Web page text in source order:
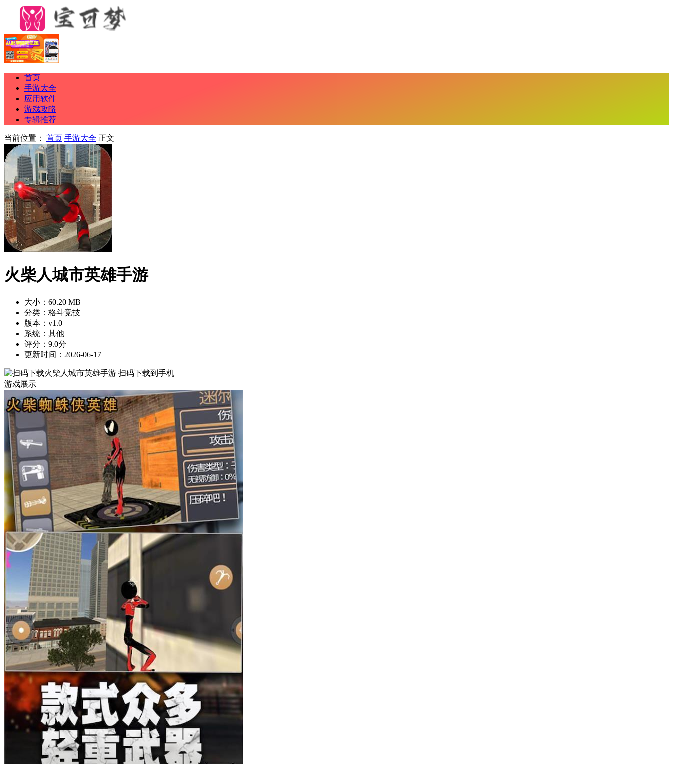
首页
手游大全
应用软件
游戏攻略
专辑推荐
当前位置： 首页 手游大全 正文
火柴人城市英雄手游
大小：60.20 MB
分类：格斗竞技
版本：v1.0
系统：其他
评分：9.0分
更新时间：2026-06-17
扫码下载到手机
游戏展示